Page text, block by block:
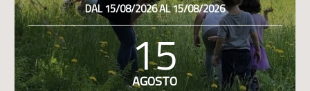
DAL 15/08/2026 AL 15/08/2026
15
AGOSTO